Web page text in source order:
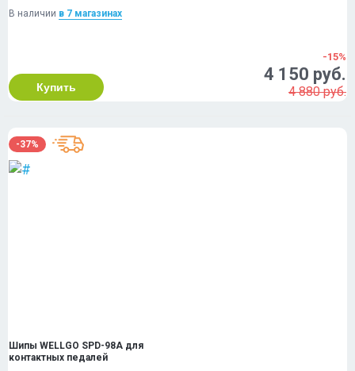
В наличии в 7 магазинах
Купить
-15%
4 150 руб.
4 880 руб.
-37%
Шипы WELLGO SPD-98A для
контактных педалей